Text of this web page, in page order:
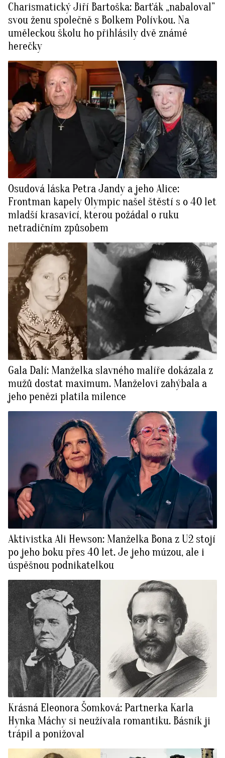
Charismatický Jiří Bartoška: Barťák „nabaloval”
svou ženu společně s Bolkem Polívkou. Na
uměleckou školu ho přihlásily dvě známé
herečky
Osudová láska Petra Jandy a jeho Alice:
Frontman kapely Olympic našel štěstí s o 40 let
mladší krasavicí, kterou požádal o ruku
netradičním způsobem
Gala Dalí: Manželka slavného malíře dokázala z
mužů dostat maximum. Manželovi zahýbala a
jeho penězi platila milence
Aktivistka Ali Hewson: Manželka Bona z U2 stojí
po jeho boku přes 40 let. Je jeho múzou, ale i
úspěšnou podnikatelkou
Krásná Eleonora Šomková: Partnerka Karla
Hynka Máchy si neužívala romantiku. Básník ji
trápil a ponižoval